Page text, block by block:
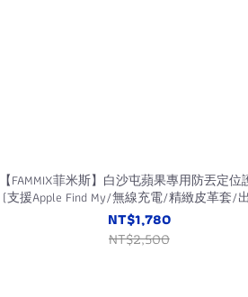
【FAMMIX菲米斯】白沙屯蘋果專用防丟定位
(支援Apple Find My/無線充電/精緻皮革套/
備/定位器)
NT$1,780
NT$2,500